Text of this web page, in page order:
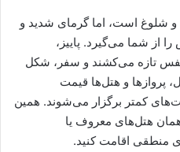
و شلوغ است، اما گرمای شدید و
از شما می‌گیرد. پاییز،
تازه می‌کشند و سفر، شکل
پروازها و هتل‌ها قیمت
کمتر برگزار می‌شوند. همین
هتل‌های معروف یا
منطقی اقامت کنید.